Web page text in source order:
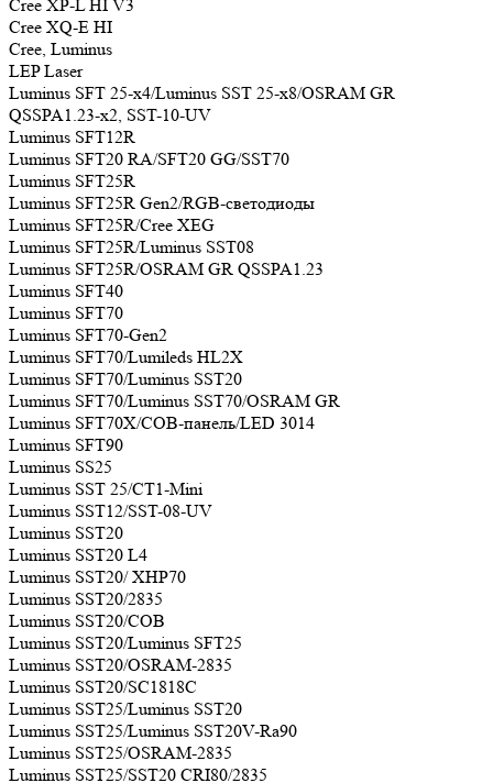
Cree XP-L HI V3
Cree XQ-E HI
Cree, Luminus
LEP Laser
Luminus SFT 25-х4/Luminus SST 25-х8/OSRAM GR
QSSPA1.23-х2, SST-10-UV
Luminus SFT12R
Luminus SFT20 RA/SFT20 GG/SST70
Luminus SFT25R
Luminus SFT25R Gen2/RGB-светодиоды
Luminus SFT25R/Cree XEG
Luminus SFT25R/Luminus SST08
Luminus SFT25R/OSRAM GR QSSPA1.23
Luminus SFT40
Luminus SFT70
Luminus SFT70-Gen2
Luminus SFT70/Lumileds HL2X
Luminus SFT70/Luminus SST20
Luminus SFT70/Luminus SST70/OSRAM GR
Luminus SFT70X/COB-панель/LED 3014
Luminus SFT90
Luminus SS25
Luminus SST 25/CT1-Mini
Luminus SST12/SST-08-UV
Luminus SST20
Luminus SST20 L4
Luminus SST20/ XHP70
Luminus SST20/2835
Luminus SST20/COB
Luminus SST20/Luminus SFT25
Luminus SST20/OSRAM-2835
Luminus SST20/SC1818C
Luminus SST25/Luminus SST20
Luminus SST25/Luminus SST20V-Ra90
Luminus SST25/OSRAM-2835
Luminus SST25/SST20 CRI80/2835